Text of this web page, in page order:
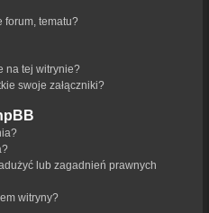
forum, tematu?
na tej witrynie?
swoje załączniki?
lub zagadnień prawnych
witryny?